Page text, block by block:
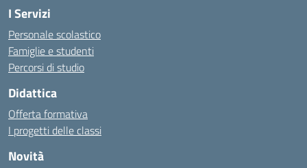
I Servizi
Personale scolastico
Famiglie e studenti
Percorsi di studio
Didattica
Offerta formativa
I progetti delle classi
Novità